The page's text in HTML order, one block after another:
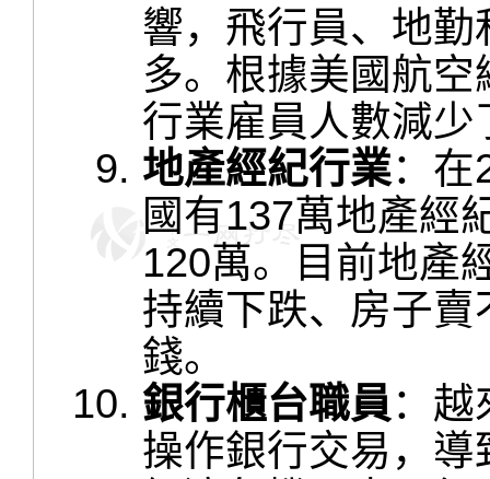
響，飛行員、地
多。根據美國航
行業雇員人數減少
地產經紀行業：
國有137萬地產經
120萬。目前地產
持續下跌、房子
錢。
銀行櫃台職員 ：
操作銀行交易，